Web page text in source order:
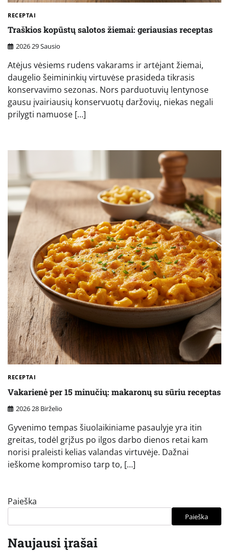
RECEPTAI
Traškios kopūstų salotos žiemai: geriausias receptas
2026 29 Sausio
Atėjus vėsiems rudens vakarams ir artėjant žiemai,
daugelio šeimininkių virtuvėse prasideda tikrasis
konservavimo sezonas. Nors parduotuvių lentynose
gausu įvairiausių konservuotų daržovių, niekas negali
prilygti namuose […]
RECEPTAI
Vakarienė per 15 minučių: makaronų su sūriu receptas
2026 28 Birželio
Gyvenimo tempas šiuolaikiniame pasaulyje yra itin
greitas, todėl grįžus po ilgos darbo dienos retai kam
norisi praleisti kelias valandas virtuvėje. Dažnai
ieškome kompromiso tarp to, […]
Paieška
Paieška
Naujausi įrašai